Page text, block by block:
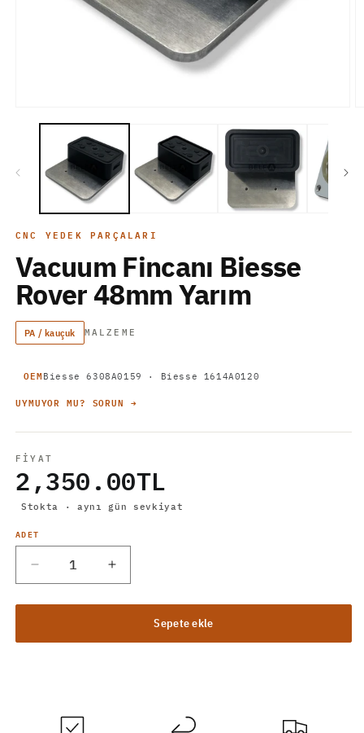
CNC YEDEK PARÇALARI
Vacuum Fincanı Biesse
Rover 48mm Yarım
PA / kauçuk MALZEME
OEM Biesse 6308A0159 · Biesse 1614A0120
UYMUYOR MU? SORUN →
FIYAT
2,350.00TL
Stokta · aynı gün sevkiyat
Adet
ADET
Vacuum
Fincanı
Biesse
48mm
Vacuum
Fincanı
Biesse
48mm
Sepete ekle